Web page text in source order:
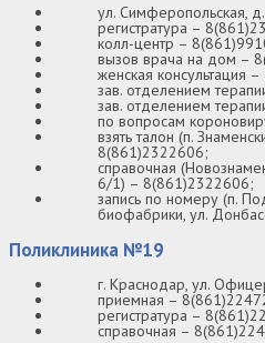
ул. Симферопольская,
регистратура –
колл-центр –
вызов врача на дом –
женская консультация
зав. отделением
зав. отделением
по вопросам
взять талон (п.
8(861)2322606;
справочная
6/1) – 8(861)2322606;
запись по номеру (п.
биофабрики, ул.
Поликлиника №19
г. Краснодар, ул.
приемная –
регистратура –
справочная –